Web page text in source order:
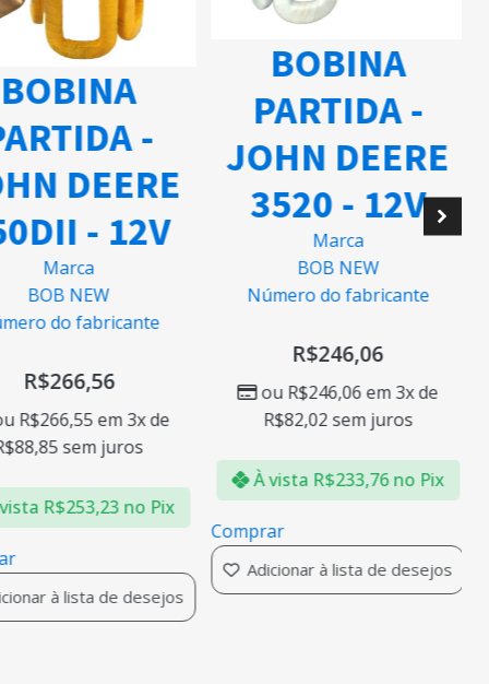
-
DEERE
- 12V
Marca
BOB NEW
do fabricante
R$266,56
R$266,55em 3x de
88,85sem juros
R$253,23 no Pix
à lista de desejos
BOBINA
PARTIDA -
JOHN DEERE
3520 - 12V
Marca
BOB NEW
Número do fabricante
R$246,06
ou R$246,06em 3x de
R$82,02sem juros
À vista R$233,76 no Pix
Comprar
Adicionar à lista de desejos